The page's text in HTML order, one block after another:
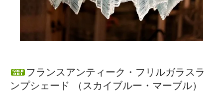
フランスアンティーク・フリルガラスラ
ンプシェード （スカイブルー・マーブル）